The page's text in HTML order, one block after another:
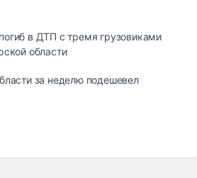
в ДТП с тремя грузовиками
области
за неделю подешевел